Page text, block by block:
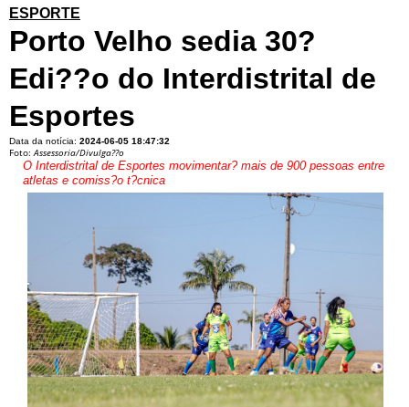
ESPORTE
Porto Velho sedia 30?
Edi??o do Interdistrital de
Esportes
Data da notícia: 2024-06-05 18:47:32
Foto:Assessoria/Divulga??o
O Interdistrital de Esportes movimentar? mais de 900 pessoas entre
atletas e comiss?o t?cnica